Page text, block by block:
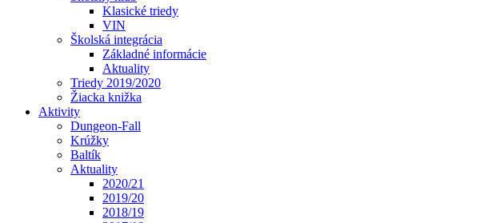
Klasické triedy
VIN
Školská integrácia
Základné informácie
Aktuality
Triedy 2019/2020
Žiacka knižka
Aktivity
Dungeon-Fall
Krúžky
Baltík
Aktuality
2020/21
2019/20
2018/19